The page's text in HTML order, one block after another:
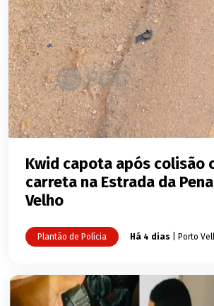
Kwid capota após colisão
carreta na Estrada da
Velho
Plantão de Polícia Há 4 dias | Porto